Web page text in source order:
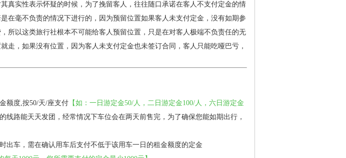
真实性表示怀疑的时候，为了挽留客人，往往随口承诺在客人不支付定金的情
在毫不负责的情况下进行的，因为预留位置如果客人未支付定金，没有如期参
，所以这类旅行社根本不可能给客人预留位置，只是在对客人极端不负责任的无
走，如果没有位置，因为客人未支付定金也未签订合同，客人只能吃哑巴亏，
额度,按50/天/座支付 【如：一日游定金50/人，二日游定金100/人，六日游定金
的线路能天天发团，经常情况下车位会在两天前售完，为了确保您能如期出行，
出车，需在确认用车后支付不低于该用车一日的租金额度的定金